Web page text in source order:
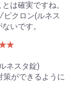
は確実ですね。
ピクロン(ルネス
いです。
ネスタ錠)
策ができるように